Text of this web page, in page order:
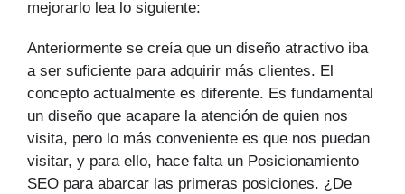
mejorarlo lea lo siguiente:
Anteriormente se creía que un diseño atractivo iba
a ser suficiente para adquirir más clientes. El
concepto actualmente es diferente. Es fundamental
un diseño que acapare la atención de quien nos
visita, pero lo más conveniente es que nos puedan
visitar, y para ello, hace falta un Posicionamiento
SEO para abarcar las primeras posiciones. ¿De